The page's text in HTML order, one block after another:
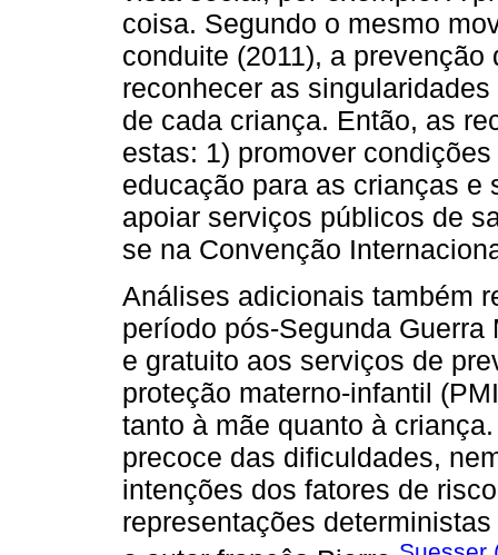
coisa. Segundo o mesmo
conduite (2011), a prevenção
reconhecer as
de cada criança. Então, as
estas: 1) promover
educação para as crianças e
apoiar serviços públicos de
se na Convenção
Análises adicionais também
período pós-Segunda
e gratuito aos serviços de
proteção materno-infantil
tanto à mãe quanto à
precoce das dificuldades,
intenções dos fatores de
representações